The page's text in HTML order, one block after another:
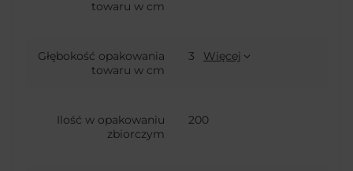
towaru w cm
Głębokość opakowania
towaru w cm
3 Więcej
Ilość w opakowaniu
zbiorczym
200